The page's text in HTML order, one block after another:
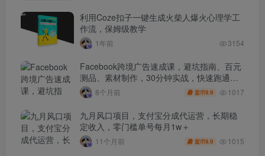
利用Coze扣子一键生成火柴人爆火心理学工
作流，保姆级教学
1年前 3154
Facebook跨境广告速成课，避坑指南、百元
测品、素材制作，30分钟实战，快速跑通首
单出单8个月前 盟币9.9 1017
九月风口项目，支付宝分成代运营，长期稳
定收入，零门槛单号每月1w＋
11个月前 盟币9.9 1015